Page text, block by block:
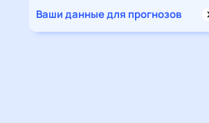
Ваши данные для прогнозов